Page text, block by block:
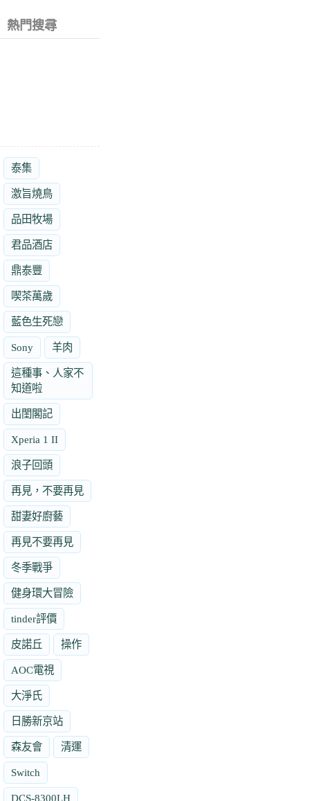
熱門搜尋
泰集
激旨燒鳥
品田牧場
君品酒店
鼎泰豐
喫茶萬歲
藍色生死戀
Sony 羊肉
這種事、人家不
知道啦
出閨閣記
Xperia 1 II
浪子回頭
再見，不要再見
甜妻好廚藝
再見不要再見
冬季戰爭
健身環大冒險
tinder評價
皮諾丘 操作
AOC電視
大淨氏
日勝新京站
森友會 清運
Switch
DCS-8300LH